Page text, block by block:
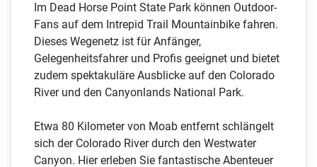
Im Dead Horse Point State Park können Outdoor-
Fans auf dem Intrepid Trail Mountainbike fahren.
Dieses Wegenetz ist für Anfänger,
Gelegenheitsfahrer und Profis geeignet und bietet
zudem spektakuläre Ausblicke auf den Colorado
River und den Canyonlands National Park.
Etwa 80 Kilometer von Moab entfernt schlängelt
sich der Colorado River durch den Westwater
Canyon. Hier erleben Sie fantastische Abenteuer